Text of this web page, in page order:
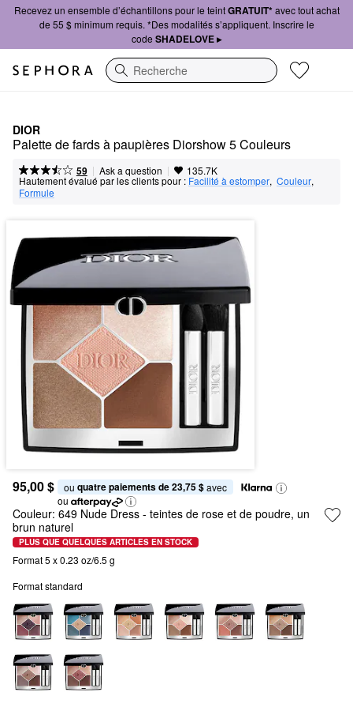
Recevez un ensemble d’échantillons pour le teintGRATUIT*avec tout achat
de 55 $ minimum requis. *Des modalités s’appliquent. Inscrire le
code SHADELOVE ▸
Recherche
DIOR
Palette de fards à paupières Diorshow 5 Couleurs
59 | Ask a question | 135.7K
Hautement évalué par les clients pour : Facilité à estomper, Couleur,
Formule
95,00 $ ou quatre paiements de 23,75 $ avec
ou
Couleur: 649 Nude Dress - teintes de rose et de poudre, un
brun naturel
PLUS QUE QUELQUES ARTICLES EN STOCK
Format 5 x 0.23 oz/6.5 g
Format standard